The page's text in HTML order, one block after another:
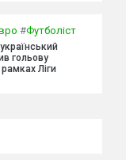
#Футболіст
гольову
Ліги